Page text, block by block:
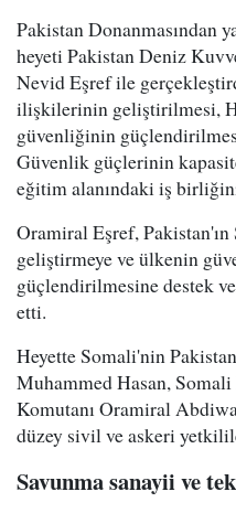
Pakistan Donanmasından
heyeti Pakistan Deniz
Nevid Eşref ile
ilişkilerinin geliştirilmesi,
güvenliğinin
Güvenlik güçlerinin
eğitim alanındaki iş
Oramiral Eşref,
geliştirmeye ve ülkenin
güçlendirilmesine destek
etti.
Heyette Somali'nin
Muhammed Hasan,
Komutanı Oramiral
düzey sivil ve askeri
Savunma sanayii ve